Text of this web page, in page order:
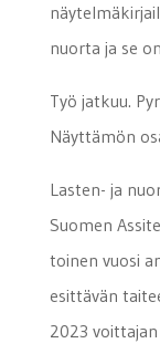
nuorta ja se
Työ jatkuu.
Näyttämön
Lasten- ja
Suomen
toinen vuosi
esittävän
2023